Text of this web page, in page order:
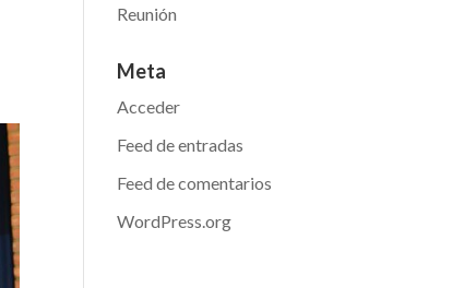
Reunión
Meta
Acceder
Feed de entradas
Feed de comentarios
WordPress.org